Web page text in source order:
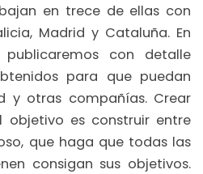
en trece de ellas con
Madrid y Cataluña. En
con detalle
para que puedan
y otras compañías. Crear
objetivo es construir entre
que haga que todas las
consigan sus objetivos.